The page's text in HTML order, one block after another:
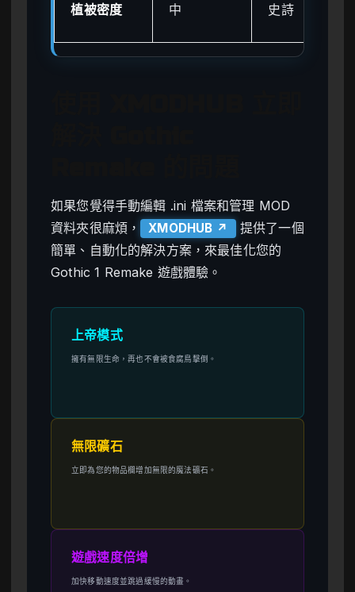
植被密度 中 史詩
如果您覺得手動編輯 .ini 檔案和管理 MOD
資料夾很麻煩，
XMODHUB ↗
提供了一個
簡單、自動化的解決方案，來最佳化您的
Gothic 1 Remake 遊戲體驗。
上帝模式
擁有無限生命，再也不會被食腐鳥擊倒。
無限礦石
立即為您的物品欄增加無限的魔法礦石。
遊戲速度倍增
加快移動速度並跳過緩慢的動畫。